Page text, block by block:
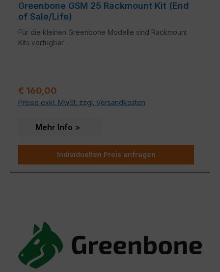
Greenbone GSM 25 Rackmount Kit (End
of Sale/Life)
Für die kleinen Greenbone Modelle sind Rackmount
Kits verfügbar
Regulärer Preis:
€ 160,00
Preise exkl. MwSt. zzgl. Versandkosten
Mehr Info
Individuellen Preis anfragen